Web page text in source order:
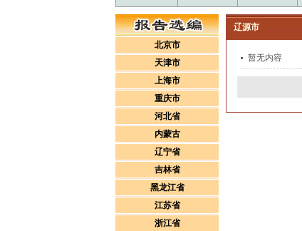
北京市
天津市
上海市
重庆市
河北省
内蒙古
辽宁省
吉林省
黑龙江省
江苏省
浙江省
辽源市
暂无内容